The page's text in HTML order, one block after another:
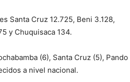
Santa Cruz 12.725, Beni 3.128,
y Chuquisaca 134.
(6), Santa Cruz (5), Pando
a nivel nacional.